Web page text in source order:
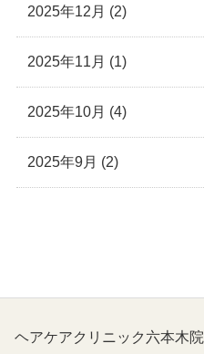
2025年12月 (2)
2025年11月 (1)
2025年10月 (4)
2025年9月 (2)
ヘアケアクリニック六本木院